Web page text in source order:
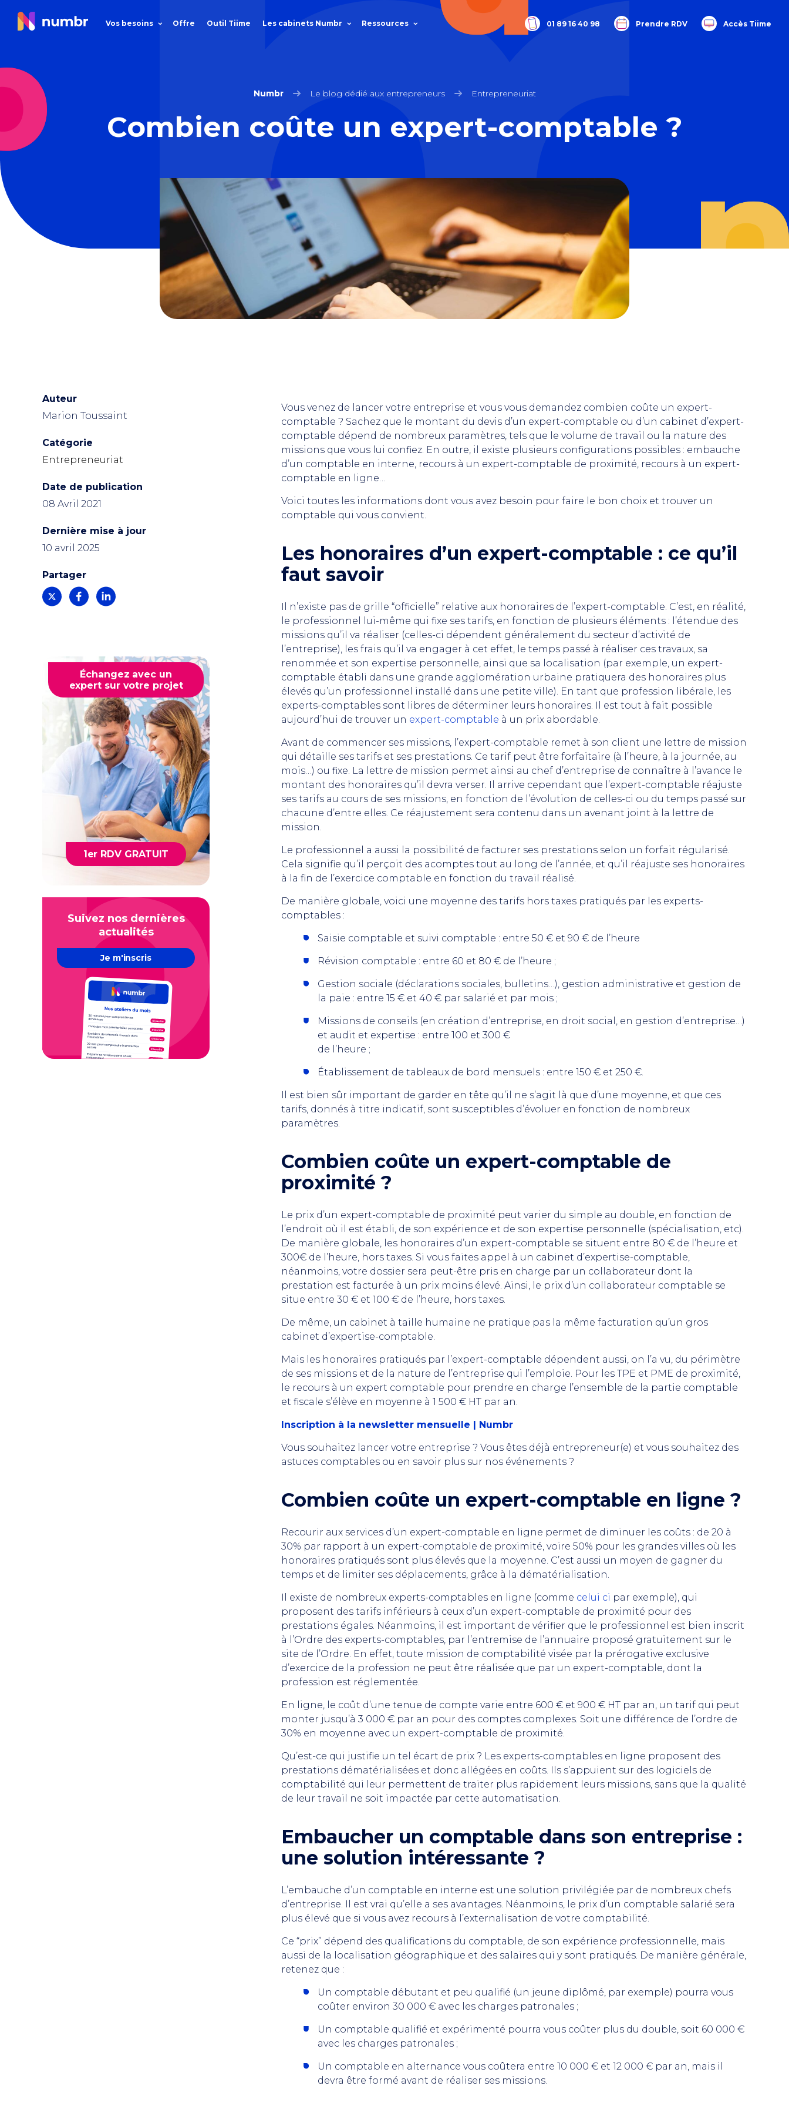
Vos besoins Offre Outil Tiime Les cabinets Numbr Ressources 01 89 16 40 98 Prendre RDV Accès Tiime
Numbr Le blog dédié aux entrepreneurs Entrepreneuriat
Combien coûte un expert-comptable ?
Vous venez de lancer votre entreprise et vous vous demandez combien coûte un expert-
comptable ? Sachez que le montant du devis d’un expert-comptable ou d’un cabinet d’expert-
comptable dépend de nombreux paramètres, tels que le volume de travail ou la nature des
missions que vous lui confiez. En outre, il existe plusieurs configurations possibles : embauche
d’un comptable en interne, recours à un expert-comptable de proximité, recours à un expert-
comptable en ligne…
Voici toutes les informations dont vous avez besoin pour faire le bon choix et trouver un
comptable qui vous convient.
Les honoraires d’un expert-comptable : ce qu’il
faut savoir
Il n’existe pas de grille “officielle” relative aux honoraires de l’expert-comptable. C’est, en réalité,
le professionnel lui-même qui fixe ses tarifs, en fonction de plusieurs éléments : l’étendue des
missions qu’il va réaliser (celles-ci dépendent généralement du secteur d’activité de
l’entreprise), les frais qu’il va engager à cet effet, le temps passé à réaliser ces travaux, sa
renommée et son expertise personnelle, ainsi que sa localisation (par exemple, un expert-
comptable établi dans une grande agglomération urbaine pratiquera des honoraires plus
élevés qu’un professionnel installé dans une petite ville). En tant que profession libérale, les
experts-comptables sont libres de déterminer leurs honoraires. Il est tout à fait possible
aujourd’hui de trouver un expert-comptable à un prix abordable.
Avant de commencer ses missions, l’expert-comptable remet à son client une lettre de mission
qui détaille ses tarifs et ses prestations. Ce tarif peut être forfaitaire (à l’heure, à la journée, au
mois…) ou fixe. La lettre de mission permet ainsi au chef d’entreprise de connaître à l’avance le
montant des honoraires qu’il devra verser. Il arrive cependant que l’expert-comptable réajuste
ses tarifs au cours de ses missions, en fonction de l’évolution de celles-ci ou du temps passé sur
chacune d’entre elles. Ce réajustement sera contenu dans un avenant joint à la lettre de
mission.
Le professionnel a aussi la possibilité de facturer ses prestations selon un forfait régularisé.
Cela signifie qu’il perçoit des acomptes tout au long de l’année, et qu’il réajuste ses honoraires
à la fin de l’exercice comptable en fonction du travail réalisé.
De manière globale, voici une moyenne des tarifs hors taxes pratiqués par les experts-
comptables :
Saisie comptable et suivi comptable : entre 50 € et 90 € de l’heure
Révision comptable : entre 60 et 80 € de l’heure ;
Gestion sociale (déclarations sociales, bulletins…), gestion administrative et gestion de
la paie : entre 15 € et 40 € par salarié et par mois ;
Missions de conseils (en création d’entreprise, en droit social, en gestion d’entreprise…)
et audit et expertise : entre 100 et 300 €
de l’heure ;
Établissement de tableaux de bord mensuels : entre 150 € et 250 €.
Il est bien sûr important de garder en tête qu’il ne s’agit là que d’une moyenne, et que ces
tarifs, donnés à titre indicatif, sont susceptibles d’évoluer en fonction de nombreux
paramètres.
Combien coûte un expert-comptable de
proximité ?
Le prix d’un expert-comptable de proximité peut varier du simple au double, en fonction de
l’endroit où il est établi, de son expérience et de son expertise personnelle (spécialisation, etc).
De manière globale, les honoraires d’un expert-comptable se situent entre 80 € de l’heure et
300€ de l’heure, hors taxes. Si vous faites appel à un cabinet d’expertise-comptable,
néanmoins, votre dossier sera peut-être pris en charge par un collaborateur dont la
prestation est facturée à un prix moins élevé. Ainsi, le prix d’un collaborateur comptable se
situe entre 30 € et 100 € de l’heure, hors taxes.
De même, un cabinet à taille humaine ne pratique pas la même facturation qu’un gros
cabinet d’expertise-comptable.
Mais les honoraires pratiqués par l’expert-comptable dépendent aussi, on l’a vu, du périmètre
de ses missions et de la nature de l’entreprise qui l’emploie. Pour les TPE et PME de proximité,
le recours à un expert comptable pour prendre en charge l’ensemble de la partie comptable
et fiscale s’élève en moyenne à 1 500 € HT par an.
Inscription à la newsletter mensuelle | Numbr
Vous souhaitez lancer votre entreprise ? Vous êtes déjà entrepreneur(e) et vous souhaitez des
astuces comptables ou en savoir plus sur nos événements ?
Combien coûte un expert-comptable en ligne ?
Recourir aux services d’un expert-comptable en ligne permet de diminuer les coûts : de 20 à
30% par rapport à un expert-comptable de proximité, voire 50% pour les grandes villes où les
honoraires pratiqués sont plus élevés que la moyenne. C’est aussi un moyen de gagner du
temps et de limiter ses déplacements, grâce à la dématérialisation.
Il existe de nombreux experts-comptables en ligne (comme celui ci par exemple), qui
proposent des tarifs inférieurs à ceux d’un expert-comptable de proximité pour des
prestations égales. Néanmoins, il est important de vérifier que le professionnel est bien inscrit
à l’Ordre des experts-comptables, par l’entremise de l’annuaire proposé gratuitement sur le
site de l’Ordre. En effet, toute mission de comptabilité visée par la prérogative exclusive
d’exercice de la profession ne peut être réalisée que par un expert-comptable, dont la
profession est réglementée.
En ligne, le coût d’une tenue de compte varie entre 600 € et 900 € HT par an, un tarif qui peut
monter jusqu’à 3 000 € par an pour des comptes complexes. Soit une différence de l’ordre de
30% en moyenne avec un expert-comptable de proximité.
Qu’est-ce qui justifie un tel écart de prix ? Les experts-comptables en ligne proposent des
prestations dématérialisées et donc allégées en coûts. Ils s’appuient sur des logiciels de
comptabilité qui leur permettent de traiter plus rapidement leurs missions, sans que la qualité
de leur travail ne soit impactée par cette automatisation.
Embaucher un comptable dans son entreprise :
une solution intéressante ?
L’embauche d’un comptable en interne est une solution privilégiée par de nombreux chefs
d’entreprise. Il est vrai qu’elle a ses avantages. Néanmoins, le prix d’un comptable salarié sera
plus élevé que si vous avez recours à l’externalisation de votre comptabilité.
Ce “prix” dépend des qualifications du comptable, de son expérience professionnelle, mais
aussi de la localisation géographique et des salaires qui y sont pratiqués. De manière générale,
retenez que :
Un comptable débutant et peu qualifié (un jeune diplômé, par exemple) pourra vous
coûter environ 30 000 € avec les charges patronales ;
Un comptable qualifié et expérimenté pourra vous coûter plus du double, soit 60 000 €
avec les charges patronales ;
Un comptable en alternance vous coûtera entre 10 000 € et 12 000 € par an, mais il
devra être formé avant de réaliser ses missions.
Auteur
Marion Toussaint
Catégorie
Entrepreneuriat
Date de publication
08 Avril 2021
Dernière mise à jour
10 avril 2025
Partager
Échangez avec un
expert sur votre projet
1er RDV GRATUIT
Suivez nos dernières
actualités
Je m'inscris